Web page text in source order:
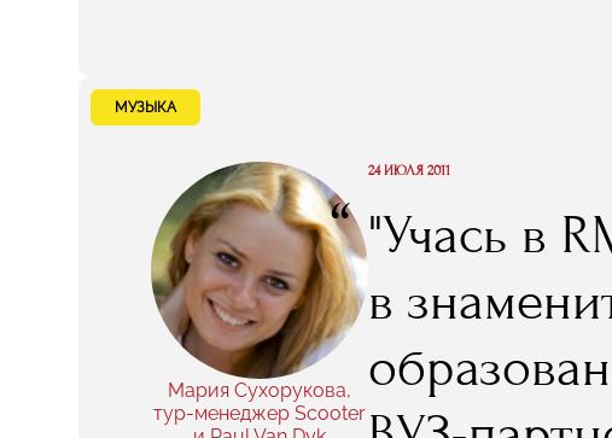
МУЗЫКА
Мария Сухорукова,
тур-менеджер Scooter
“
24 ИЮЛЯ 2011
"Учась в
в